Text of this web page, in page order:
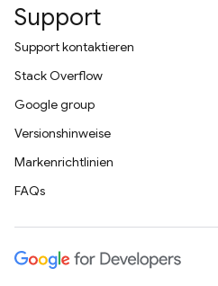
Support
Support kontaktieren
Stack Overflow
Google group
Versionshinweise
Markenrichtlinien
FAQs